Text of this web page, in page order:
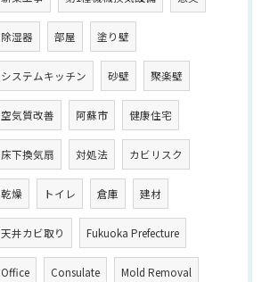
除湿器 部屋 塗り壁
システムキッチン 砂壁 聚楽壁
空気質改善 阿蘇市 健康住宅
床下換気扇 対処法 カビリスク
乾燥 トイレ 倉庫 建材
天井カビ取り Fukuoka Prefecture
Office Consulate Mold Removal